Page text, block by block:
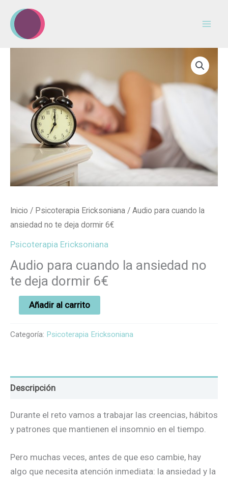
contenido
Inicio / Psicoterapia Ericksoniana / Audio para cuando la
ansiedad no te deja dormir 6€
Psicoterapia Ericksoniana
Audio para cuando la ansiedad no
te deja dormir 6€
cuando
la
ansiedad
dormir
6€
Añadir al carrito
Categoría: Psicoterapia Ericksoniana
Descripción
Durante el reto vamos a trabajar las creencias, hábitos
y patrones que mantienen el insomnio en el tiempo.
Pero muchas veces, antes de que eso cambie, hay
algo que necesita atención inmediata: la ansiedad y la